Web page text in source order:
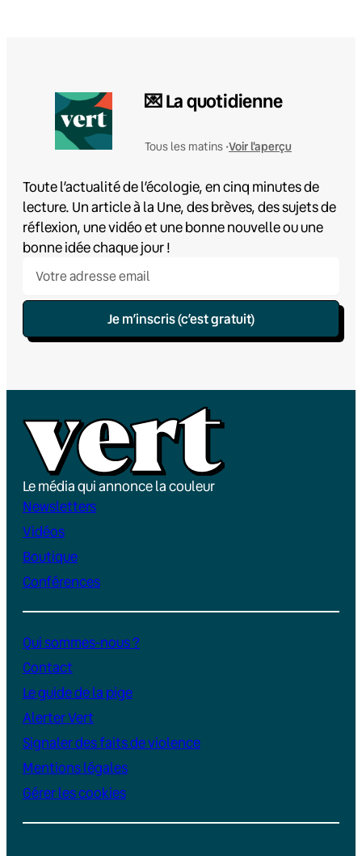
💌 La quotidienne
Tous les matins •Voir l'aperçu
Toute l’actualité de l’écologie, en cinq minutes de
lecture. Un article à la Une, des brèves, des sujets de
réflexion, une vidéo et une bonne nouvelle ou une
bonne idée chaque jour !
Je m’inscris (c’est gratuit)
Le média qui annonce la couleur
Newsletters
Vidéos
Boutique
Conférences
Qui sommes-nous ?
Contact
Le guide de la pige
Alerter Vert
Signaler des faits de violence
Mentions légales
Gérer les cookies